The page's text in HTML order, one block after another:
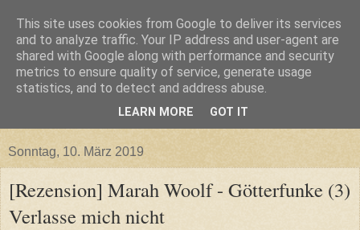
Sonntag, 10. März 2019
[Rezension] Marah Woolf - Götterfunke (3)
Verlasse mich nicht
This site uses cookies from Google to deliver its services
and to analyze traffic. Your IP address and user-agent are
shared with Google along with performance and security
metrics to ensure quality of service, generate usage
statistics, and to detect and address abuse.
LEARN MORE GOT IT